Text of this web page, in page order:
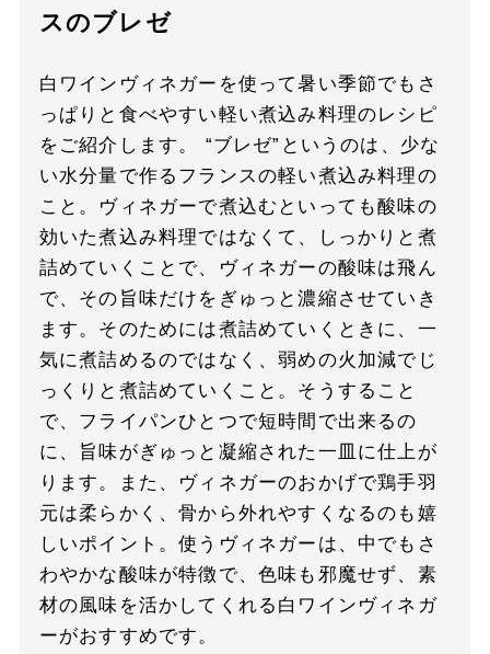
スのブレゼ
白ワインヴィネガーを使って暑い季節でもさ
っぱりと食べやすい軽い煮込み料理のレシピ
をご紹介します。 “ブレゼ”というのは、少な
い水分量で作るフランスの軽い煮込み料理の
こと。ヴィネガーで煮込むといっても酸味の
効いた煮込み料理ではなくて、しっかりと煮
詰めていくことで、ヴィネガーの酸味は飛ん
で、その旨味だけをぎゅっと濃縮させていき
ます。そのためには煮詰めていくときに、一
気に煮詰めるのではなく、弱めの火加減でじ
っくりと煮詰めていくこと。そうすること
で、フライパンひとつで短時間で出来るの
に、旨味がぎゅっと凝縮された一皿に仕上が
ります。また、ヴィネガーのおかげで鶏手羽
元は柔らかく、骨から外れやすくなるのも嬉
しいポイント。使うヴィネガーは、中でもさ
わやかな酸味が特徴で、色味も邪魔せず、素
材の風味を活かしてくれる白ワインヴィネガ
ーがおすすめです。